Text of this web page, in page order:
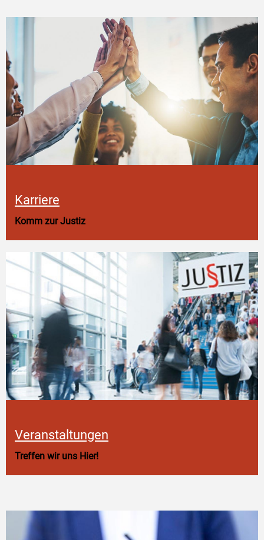
Karriere
Komm zur Justiz
Veranstaltungen
Treffen wir uns Hier!